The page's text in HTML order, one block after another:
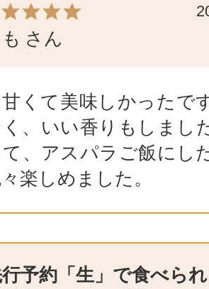
さん
くて美味しかったで
、いい香りもしまし
、アスパラご飯にし
楽しめました。
予約「生」で食べら